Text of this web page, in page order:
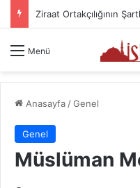
Ziraat Ortakçılığının
Menü
Anasayfa/Genel
Genel
Müslüman